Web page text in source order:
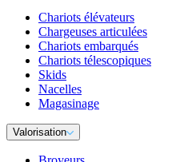
Chariots élévateurs
Chargeuses articulées
Chariots embarqués
Chariots télescopiques
Skids
Nacelles
Magasinage
Valorisation